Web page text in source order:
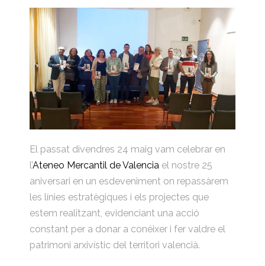
El passat divendres 24 maig vam celebrar en
l’Ateneo Mercantil de Valencia el nostre 25
aniversari en un esdeveniment on repassàrem
les línies estratègiques i els projectes que
estem realitzant, evidenciant una acció
constant per a donar a conéixer i fer valdre el
patrimoni arxivístic del territori valencià.